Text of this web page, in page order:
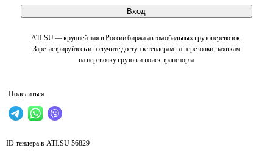
Вход
ATI.SU — крупнейшая в России биржа автомобильных грузоперевозок.
Зарегистрируйтесь и получите доступ к тендерам на перевозки, заявкам
на перевозку грузов и поиск транспорта
Поделиться
ID тендера в ATI.SU 56829